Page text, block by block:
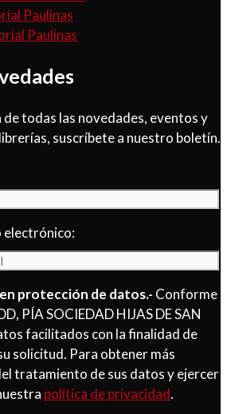
de todas las novedades, eventos y
suscríbete a nuestro boletín.
electrónico:
protección de datos.- Conforme
PÍA SOCIEDAD HIJAS DE SAN
facilitados con la finalidad de
solicitud. Para obtener más
tratamiento de sus datos y ejercer
política de privacidad.